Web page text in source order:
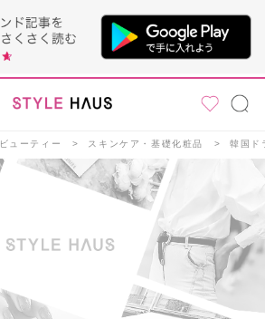
ビューティー スキンケア・基礎化粧品 韓国ド